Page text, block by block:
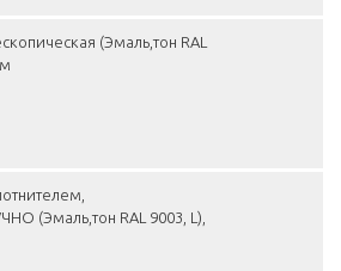
(Эмаль,тон RAL
(Эмаль,тон RAL 9003, L),